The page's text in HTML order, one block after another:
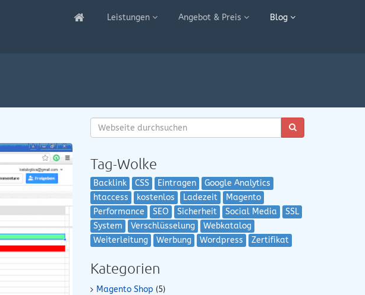
Leistungen Angebot & Preis Blog
Tag-Wolke
Backlink CSS Eintragen
Google Analytics
htaccess
kostenlos Ladezeit
Magento
Performance
SEO Sicherheit Social Media
SSL
System
Verschlüsselung
Webkatalog
Weiterleitung
Werbung Wordpress Zertifikat
Kategorien
Magento Shop (5)